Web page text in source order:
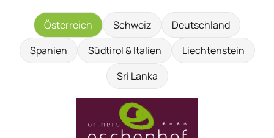
Österreich Schweiz
Deutschland
Spanien
Südtirol & Italien
Liechtenstein
Sri Lanka